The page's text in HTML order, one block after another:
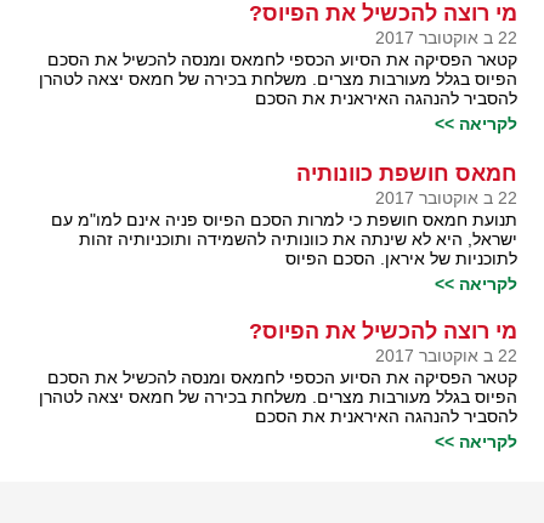
מי רוצה להכשיל את הפיוס?
22 ב אוקטובר 2017
קטאר הפסיקה את הסיוע הכספי לחמאס ומנסה להכשיל את הסכם
הפיוס בגלל מעורבות מצרים. משלחת בכירה של חמאס יצאה לטהרן
להסביר להנהגה האיראנית את הסכם
לקריאה >>
חמאס חושפת כוונותיה
22 ב אוקטובר 2017
תנועת חמאס חושפת כי למרות הסכם הפיוס פניה אינם למו"מ עם
ישראל, היא לא שינתה את כוונותיה להשמידה ותוכניותיה זהות
לתוכניות של איראן. הסכם הפיוס
לקריאה >>
מי רוצה להכשיל את הפיוס?
22 ב אוקטובר 2017
קטאר הפסיקה את הסיוע הכספי לחמאס ומנסה להכשיל את הסכם
הפיוס בגלל מעורבות מצרים. משלחת בכירה של חמאס יצאה לטהרן
להסביר להנהגה האיראנית את הסכם
לקריאה >>